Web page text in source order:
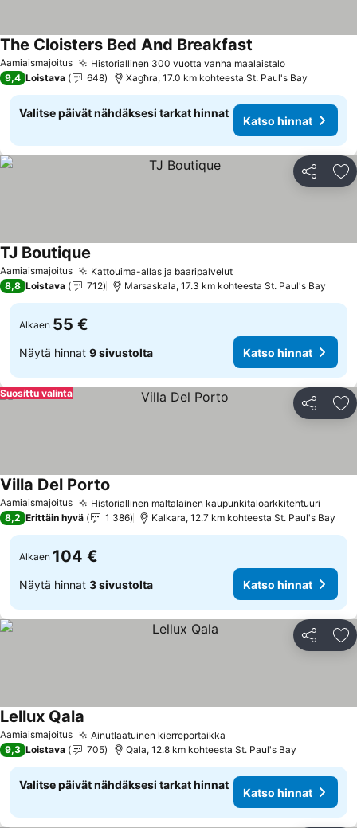
Aamiaismajoitus Historiallinen 300 vuotta vanha maalaistalo
The Cloisters Bed And Breakfast
9,4 Loistava 648 Xagħra, 17.0 km kohteesta St. Paul's Bay
Valitse päivät nähdäksesi tarkat hinnat
Katso hinnat
Jaa
Aamiaismajoitus Kattouima-allas ja baaripalvelut
TJ Boutique
8,8 Loistava 712 Marsaskala, 17.3 km kohteesta St. Paul's Bay
Alkaen 55 €
Näytä hinnat 9 sivustolta Katso hinnat
Jaa
Suosittu valinta
Aamiaismajoitus Historiallinen maltalainen kaupunkitaloarkkitehtuuri
Villa Del Porto
8,2 Erittäin hyvä 1 386 Kalkara, 12.7 km kohteesta St. Paul's Bay
Alkaen 104 €
Näytä hinnat 3 sivustolta Katso hinnat
Jaa
Aamiaismajoitus Ainutlaatuinen kierreportaikka
Lellux Qala
9,3 Loistava 705 Qala, 12.8 km kohteesta St. Paul's Bay
Valitse päivät nähdäksesi tarkat hinnat
Katso hinnat